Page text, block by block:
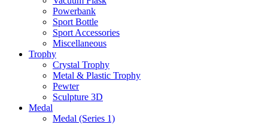
Powerbank
Sport Bottle
Sport Accessories
Miscellaneous
Trophy
Crystal Trophy
Metal & Plastic Trophy
Pewter
Sculpture 3D
Medal
Medal (Series 1)